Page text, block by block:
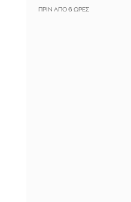
ΠΡΙΝ ΑΠΌ 6 ΏΡΕΣ